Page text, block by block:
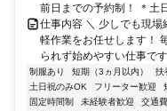
前日までの予約制！ ＊土
仕事内容 ＼ 少しでも現
軽作業をお任せします！
られず始めやすい仕事で
制服あり 短期（3ヵ月以内） 扶
土日祝のみOK
フリーター歓迎
固定時間制
未経験者歓迎 交通